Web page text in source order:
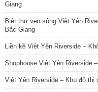
Giang
Biệt thự ven sông Việt Yên
Bắc Giang
Liền kề Việt Yên Riverside –
Shophouse Việt Yên Riverside
Việt Yên Riverside – Khu đô thị